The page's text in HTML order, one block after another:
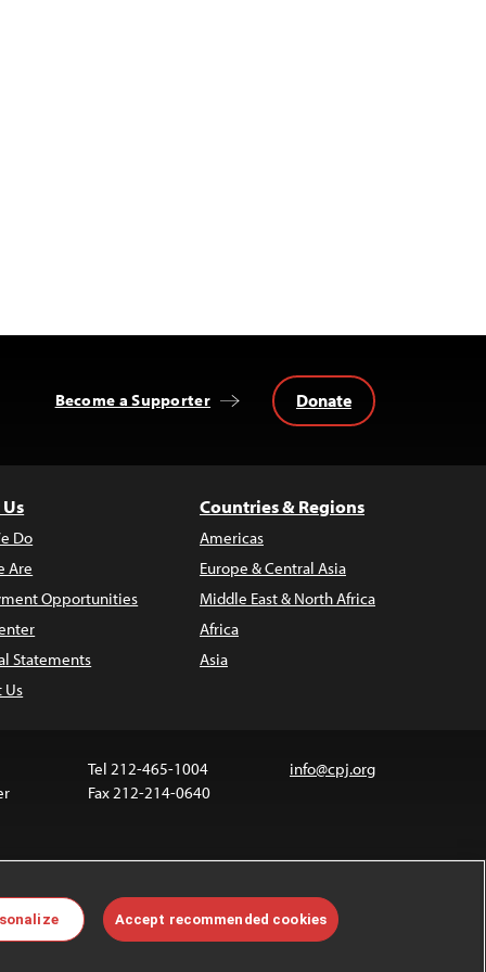
Become a Supporter Donate
Do
Are
Opportunities
Statements
Us
Countries & Regions
Americas
Europe & Central Asia
Middle East & North Africa
Africa
Asia
Tel 212-465-1004
Fax 212-214-0640
info@cpj.org
are not covered by the Creative Commons license.
permissions, see ourFAQs.
Accept recommended cookies